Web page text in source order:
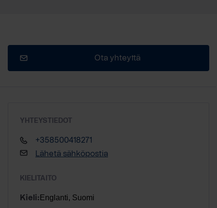
Ota yhteyttä
YHTEYSTIEDOT
+358500418271
Lähetä sähköpostia
KIELITAITO
Kieli: Englanti, Suomi